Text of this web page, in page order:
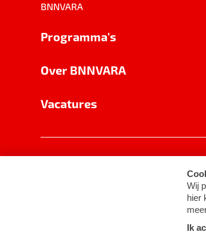
BNNVARA
Programma's
Over BNNVARA
Vacatures
Cookie-instellingen